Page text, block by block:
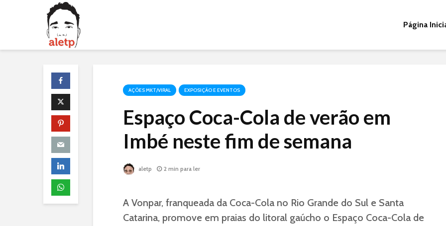
Página
AÇÕES MKT/VIRAL EXPOSIÇÃO E EVENTOS
Espaço Coca-Cola de verão em
Imbé neste fim de semana
aletp 2 min para ler
A Vonpar, franqueada da Coca-Cola no Rio Grande do Sul e Santa
Catarina, promove em praias do litoral gaúcho o Espaço Coca-Cola de